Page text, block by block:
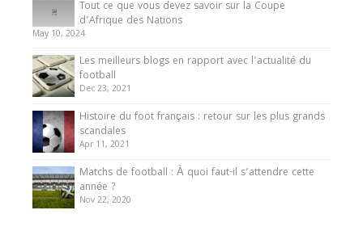
Tout ce que vous devez savoir sur la Coupe
d’Afrique des Nations
May 10, 2024
Les meilleurs blogs en rapport avec l’actualité du
football
Dec 23, 2021
Histoire du foot français : retour sur les plus grands
scandales
Apr 11, 2021
Matchs de football : À quoi faut-il s’attendre cette
année ?
Nov 22, 2020